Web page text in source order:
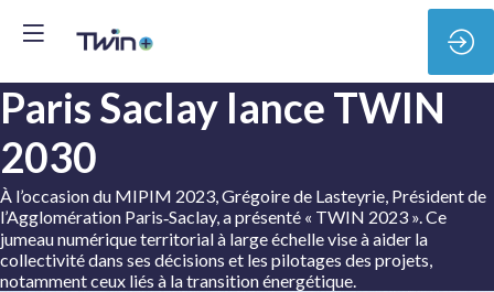
Paris Saclay lance TWIN
2030
À l’occasion du MIPIM 2023, Grégoire de Lasteyrie, Président de
l’Agglomération Paris‐Saclay, a présenté « TWIN 2023 ». Ce
jumeau numérique territorial à large échelle vise à aider la
collectivité dans ses décisions et les pilotages des projets,
notamment ceux liés à la transition énergétique.